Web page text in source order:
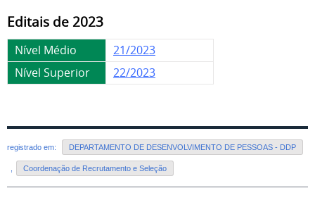
Editais de 2023
Nível Médio
21/2023
Nível Superior
22/2023
registrado em: DEPARTAMENTO DE DESENVOLVIMENTO DE PESSOAS - DDP
Coordenação de Recrutamento e Seleção